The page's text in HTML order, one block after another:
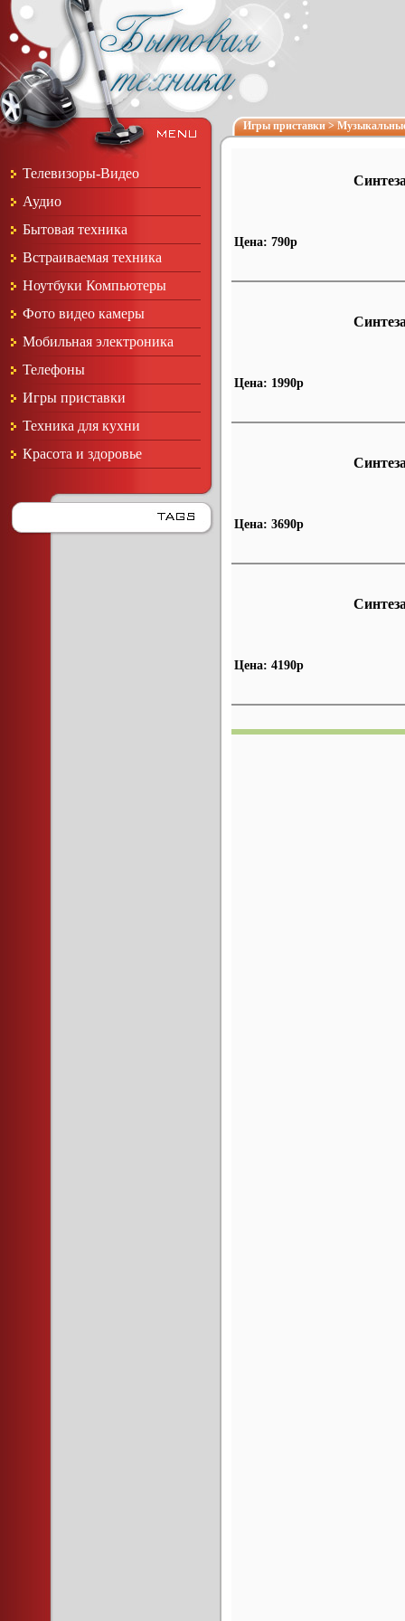
Телевизоры-Видео
Аудио
Бытовая техника
Встраиваемая техника
Ноутбуки Компьютеры
Фото видео камеры
Мобильная электроника
Телефоны
Игры приставки
Техника для кухни
Красота и здоровье
Игры приставки>
Цена: 790р
Цена: 1990р
Цена: 3690р
Цена: 4190р